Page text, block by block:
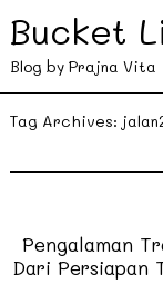
Bucket
Blog by Prajna Vita
Tag Archives:
Pengalaman
Dari Persiapan